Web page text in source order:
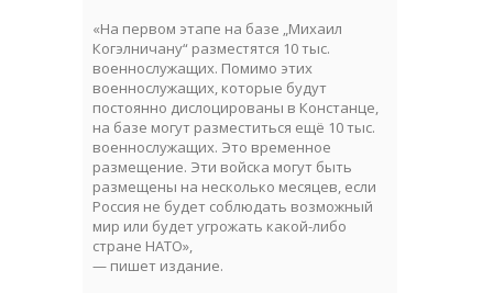
«На первом этапе на базе „Михаил
Когэлничану“ разместятся 10 тыс.
военнослужащих. Помимо этих
военнослужащих, которые будут
постоянно дислоцированы в Констанце,
на базе могут разместиться ещё 10 тыс.
военнослужащих. Это временное
размещение. Эти войска могут быть
размещены на несколько месяцев, если
Россия не будет соблюдать возможный
мир или будет угрожать какой-либо
стране НАТО»,
— пишет издание.